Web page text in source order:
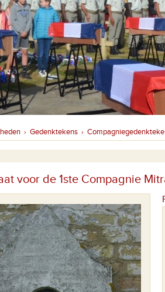
› Gedenktekens ›
voor de 1ste Compagnie